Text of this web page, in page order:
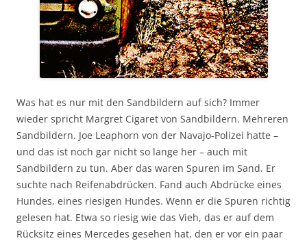
Was hat es nur mit den Sandbildern auf sich? Immer
wieder spricht Margret Cigaret von Sandbildern. Mehreren
Sandbildern. Joe Leaphorn von der Navajo-Polizei hatte –
und das ist noch gar nicht so lange her – auch mit
Sandbildern zu tun. Aber das waren Spuren im Sand. Er
suchte nach Reifenabdrücken. Fand auch Abdrücke eines
Hundes, eines riesigen Hundes. Wenn er die Spuren richtig
gelesen hat. Etwa so riesig wie das Vieh, das er auf dem
Rücksitz eines Mercedes gesehen hat, den er vor ein paar